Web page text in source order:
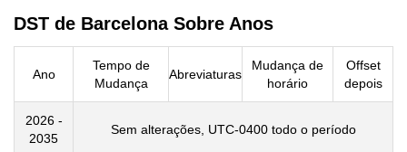
DST de Barcelona Sobre Anos
Ano
Tempo de
Mudança
Abreviaturas
Mudança de
horário
Offset
depois
2026 -
2035
Sem alterações, UTC-0400 todo o período